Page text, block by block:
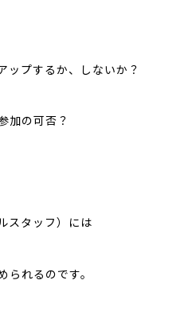
ップするか、しないか？
加の可否？
スタッフ）には
られるのです。